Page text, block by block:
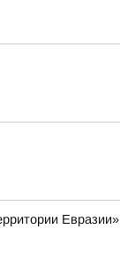
Евразии»